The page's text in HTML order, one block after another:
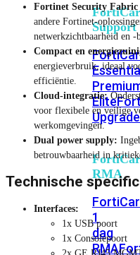
Support
Elite
RMA
1
dag
RMA
Fortinet Security
andere Fortinet-
netwerkzichtbaarheid en -
Compact en
energieverbruik, ideaal
efficiëntie.
Cloud-integratie:
voor flexibele en veilige
werkomgevingen.
Dual power supply:
betrouwbaarheid in
Technische
Interfaces:
1x USB poort
1x Consolepoort